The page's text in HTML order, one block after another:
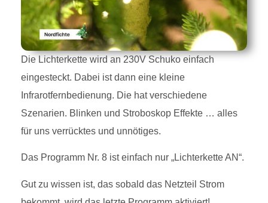
Die Lichterkette wird an 230V Schuko einfach
eingesteckt. Dabei ist dann eine kleine
Infrarotfernbedienung. Die hat verschiedene
Szenarien. Blinken und Stroboskop Effekte … alles
für uns verrücktes und unnötiges.
Das Programm Nr. 8 ist einfach nur „Lichterkette AN“.
Gut zu wissen ist, das sobald das Netzteil Strom